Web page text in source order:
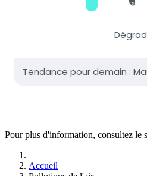
Pour plus d'information, consultez le
Accueil